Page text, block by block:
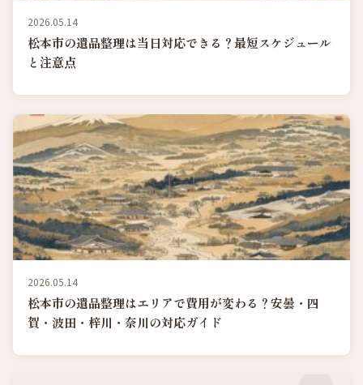
2026.05.14
松本市の遺品整理は当日対応できる？最短スケジュール
と注意点
2026.05.14
松本市の遺品整理はエリアで費用が変わる？安曇・四
賀・波田・梓川・奈川の対応ガイド